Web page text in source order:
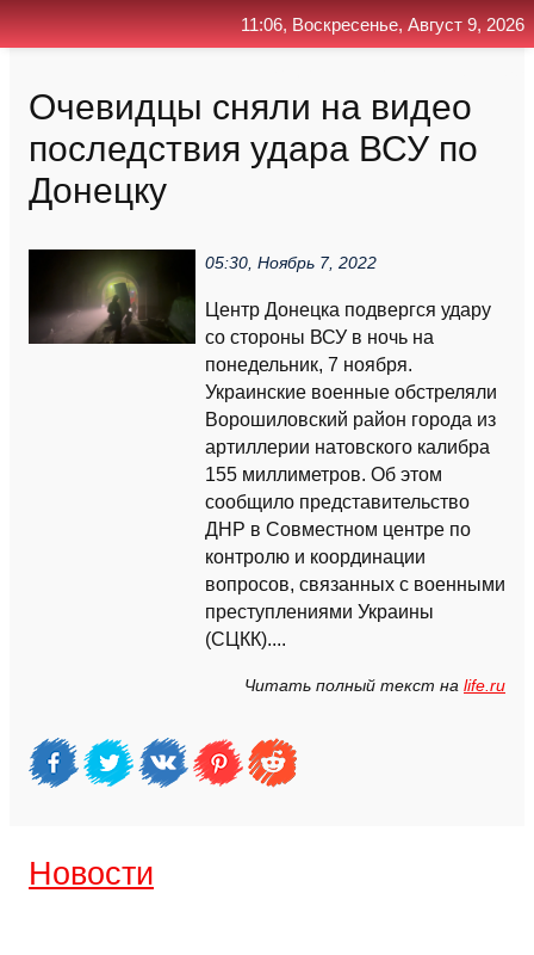
Очевидцы сняли на видео
последствия удара ВСУ по
Донецку
05:30, Ноябрь 7, 2022
Центр Донецка подвергся удару
со стороны ВСУ в ночь на
понедельник, 7 ноября.
Украинские военные обстреляли
Ворошиловский район города из
артиллерии натовского калибра
155 миллиметров. Об этом
сообщило представительство
ДНР в Совместном центре по
контролю и координации
вопросов, связанных с военными
преступлениями Украины
(СЦКК)....
Читать полный текст на life.ru
Новости
11:06, Воскресенье, Август 9, 2026